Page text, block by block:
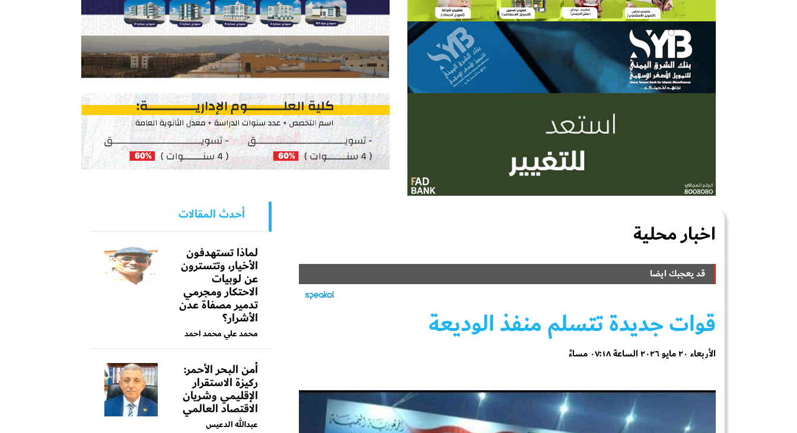
اخبار محلية
قد يعجبك ايضا
قوات جديدة تتسلم منفذ الوديعة
الأربعاء ٢٠ مايو ٢٠٢٦ الساعة ٠٧:١٨ مساءً
أحدث المقالات
لماذا تستهدفون
الأخيار، وتتسترون
عن لوبيات
الاحتكار ومجرمي
تدمير مصفاة عدن
الأشرار؟
محمد علي محمد احمد
أمن البحر الأحمر:
ركيزة الاستقرار
الإقليمي وشريان
الاقتصاد العالمي
عبدالله الدعيس